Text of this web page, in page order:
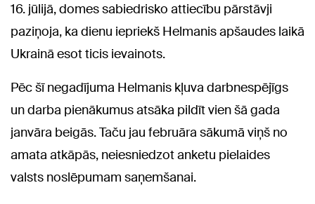
16. jūlijā, domes sabiedrisko attiecību pārstāvji
paziņoja, ka dienu iepriekš Helmanis apšaudes laikā
Ukrainā esot ticis ievainots.
Pēc šī negadījuma Helmanis kļuva darbnespējīgs
un darba pienākumus atsāka pildīt vien šā gada
janvāra beigās. Taču jau februāra sākumā viņš no
amata atkāpās, neiesniedzot anketu pielaides
valsts noslēpumam saņemšanai.